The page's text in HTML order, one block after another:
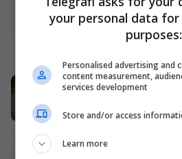
njeriun dhe
promovon
Dukagjini
Dukagjini
IPKO zgjeron
your personal data
purposes:
Personalised advertising and
content measurement,
services development
Store and/or access
Learn more